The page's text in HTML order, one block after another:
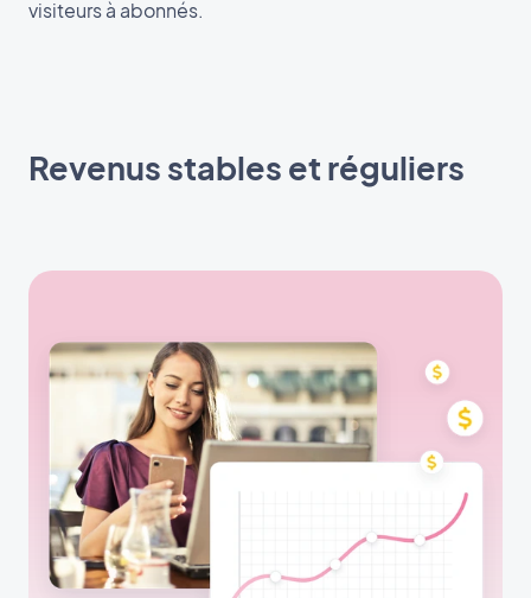
visiteurs à abonnés.
Revenus stables et réguliers